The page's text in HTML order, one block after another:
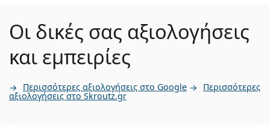
Οι δικές σας αξιολογήσεις
και εμπειρίες
Περισσότερες αξιολογήσεις στο Google Περισσότερες
αξιολογήσεις στο Skroutz.gr